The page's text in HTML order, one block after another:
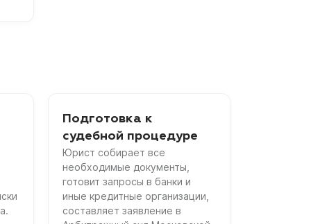
Подготовка к
судебной процедуре
Юрист собирает все
необходимые документы,
готовит запросы в банки и
иные кредитные организации,
составляет заявление в